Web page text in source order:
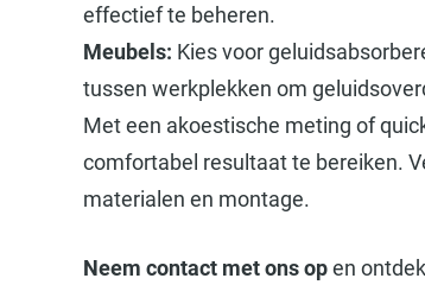
effectief te beheren.
Meubels: Kies voor
tussen werkplekken om
Met een akoestische meting of
comfortabel resultaat te bereiken.
materialen en montage.
Neem contact met ons open